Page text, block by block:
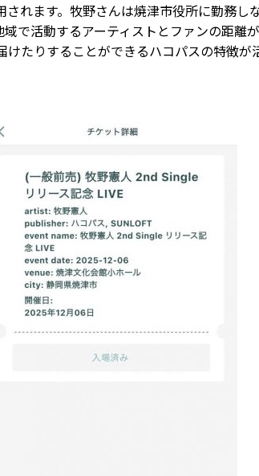
れます。牧野さんは焼津市役所に勤務し
で活動するアーティストとファンの距離
たりすることができるハコパスの特徴が